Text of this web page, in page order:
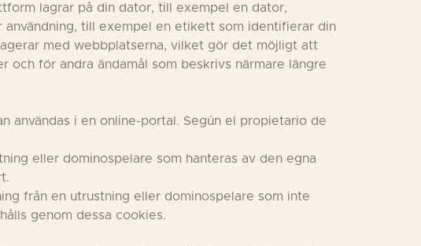
lagrar på din dator, till exempel en dator,
till exempel en etikett som identifierar din
med webbplatserna, vilket gör det möjligt att
för andra ändamål som beskrivs närmare längre
användas i en online-portal. Según el propietario de
eller dominospelare som hanteras av den egna
från en utrustning eller dominospelare som inte
genom dessa cookies.